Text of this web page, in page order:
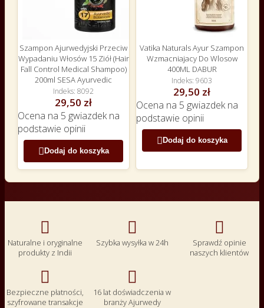
Szampon Ajurwedyjski Przeciw
Wypadaniu Włosów 15 Ziół (Hair
Fall Control Medical Shampoo)
200ml SESA Ayurvedic
Indeks 8092
29,50 zł
Ocena na 5 gwiazdek na
podstawie opinii
 Dodaj do koszyka
Vatika Naturals Ayur Szampon
Wzmacniajacy Do Wlosow
400ML DABUR
Indeks 9603
29,50 zł
Ocena na 5 gwiazdek na
podstawie opinii
 Dodaj do koszyka

Naturalne i oryginalne
produkty z Indii

Szybka wysyłka w 24h

Sprawdź opinie
naszych klientów

Bezpieczne płatności,
szyfrowane transakcje

16 lat doświadczenia w
branży Ajurwedy